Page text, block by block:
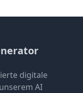
digitale
AI